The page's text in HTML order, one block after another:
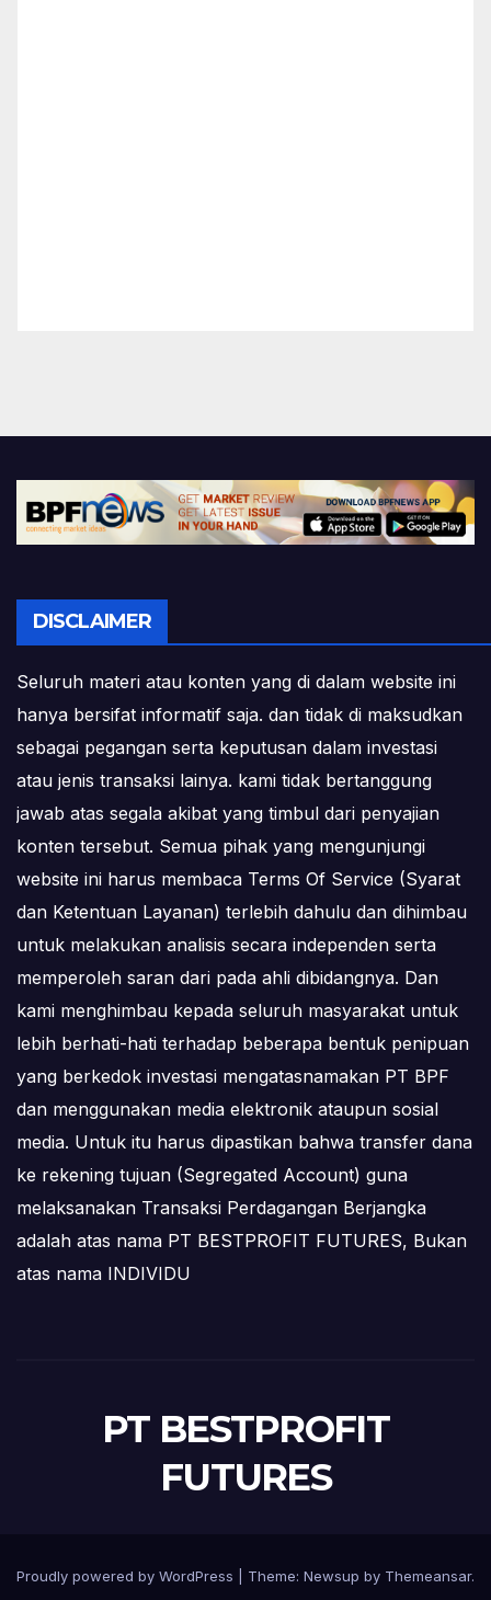
DISCLAIMER
Seluruh materi atau konten yang di dalam website ini
hanya bersifat informatif saja. dan tidak di maksudkan
sebagai pegangan serta keputusan dalam investasi
atau jenis transaksi lainya. kami tidak bertanggung
jawab atas segala akibat yang timbul dari penyajian
konten tersebut. Semua pihak yang mengunjungi
website ini harus membaca Terms Of Service (Syarat
dan Ketentuan Layanan) terlebih dahulu dan dihimbau
untuk melakukan analisis secara independen serta
memperoleh saran dari pada ahli dibidangnya. Dan
kami menghimbau kepada seluruh masyarakat untuk
lebih berhati-hati terhadap beberapa bentuk penipuan
yang berkedok investasi mengatasnamakan PT BPF
dan menggunakan media elektronik ataupun sosial
media. Untuk itu harus dipastikan bahwa transfer dana
ke rekening tujuan (Segregated Account) guna
melaksanakan Transaksi Perdagangan Berjangka
adalah atas nama PT BESTPROFIT FUTURES, Bukan
atas nama INDIVIDU
PT BESTPROFIT
FUTURES
Proudly powered by WordPress Theme: Newsup by Themeansar.